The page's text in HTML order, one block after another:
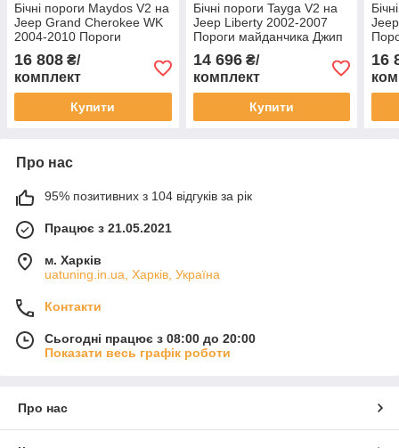
Бічні пороги Maydos V2 на
Jeep Grand Cherokee WK
2004-2010 Пороги
майданчика Джип Гранд
Черокі 2 шт.
16 808 ₴/
комплект
Купити
Бічні пороги Tayga V2 на
Jeep Liberty 2002-2007
Пороги майданчика Джип
Ліберті 2 шт.
14 696₴/
комплект
Купити
16
Про нас
95% позитивних з 104 відгуків за рік
Працює з 21.05.2021
м. Харків
uatuning.in.ua, Харків, Україна
Контакти
Сьогодні працює з 08:00 до 20:00
Показати весь графік роботи
Про нас